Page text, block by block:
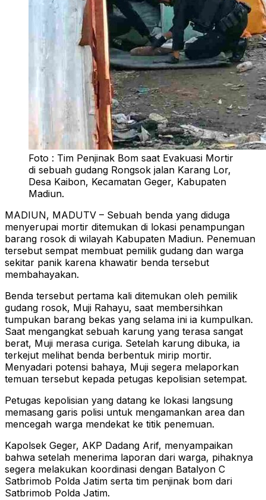
Foto : Tim Penjinak Bom saat Evakuasi Mortir
di sebuah gudang Rongsok jalan Karang Lor,
Desa Kaibon, Kecamatan Geger, Kabupaten
Madiun.
MADIUN, MADUTV – Sebuah benda yang diduga
menyerupai mortir ditemukan di lokasi penampungan
barang rosok di wilayah Kabupaten Madiun. Penemuan
tersebut sempat membuat pemilik gudang dan warga
sekitar panik karena khawatir benda tersebut
membahayakan.
Benda tersebut pertama kali ditemukan oleh pemilik
gudang rosok, Muji Rahayu, saat membersihkan
tumpukan barang bekas yang selama ini ia kumpulkan.
Saat mengangkat sebuah karung yang terasa sangat
berat, Muji merasa curiga. Setelah karung dibuka, ia
terkejut melihat benda berbentuk mirip mortir.
Menyadari potensi bahaya, Muji segera melaporkan
temuan tersebut kepada petugas kepolisian setempat.
Petugas kepolisian yang datang ke lokasi langsung
memasang garis polisi untuk mengamankan area dan
mencegah warga mendekat ke titik penemuan.
Kapolsek Geger, AKP Dadang Arif, menyampaikan
bahwa setelah menerima laporan dari warga, pihaknya
segera melakukan koordinasi dengan Batalyon C
Satbrimob Polda Jatim serta tim penjinak bom dari
Satbrimob Polda Jatim.